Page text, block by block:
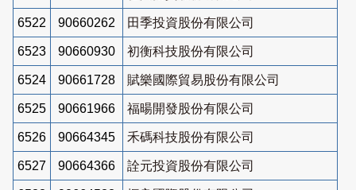
6522 90660262 田季投資股份有限公司
6523 90660930 初衡科技股份有限公司
6524 90661728 賦樂國際貿易股份有限公司
6525 90661966 福暘開發股份有限公司
6526 90664345 禾碼科技股份有限公司
6527 90664366 詮元投資股份有限公司